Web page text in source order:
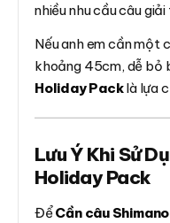
nhiều nhu cầu câu giải
Nếu anh em cần một
khoảng 45cm, dễ bỏ
Holiday Packlà lựa
Lưu Ý Khi Sử
Holiday Pack
ĐểCần câu